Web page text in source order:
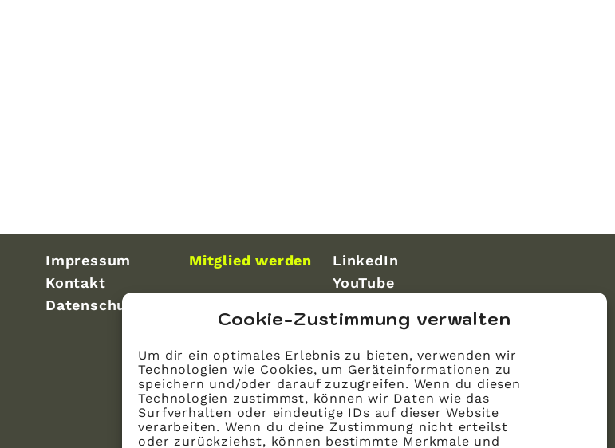
Cookie-Zustimmung verwalten
Um dir ein optimales Erlebnis zu bieten, verwenden wir
Technologien wie Cookies, um Geräteinformationen zu
speichern und/oder darauf zuzugreifen. Wenn du diesen
Technologien zustimmst, können wir Daten wie das
Surfverhalten oder eindeutige IDs auf dieser Website
verarbeiten. Wenn du deine Zustimmung nicht erteilst
oder zurückziehst, können bestimmte Merkmale und
Impressum
Kontakt
Datenschutz
Mitglied werden
LinkedIn
YouTube